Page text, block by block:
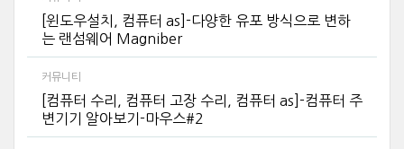
[윈도우설치, 컴퓨터 as]-다양한 유포 방식으로 변하
는 랜섬웨어 Magniber
커뮤니티
[컴퓨터 수리, 컴퓨터 고장 수리, 컴퓨터 as]-컴퓨터 주
변기기 알아보기-마우스#2